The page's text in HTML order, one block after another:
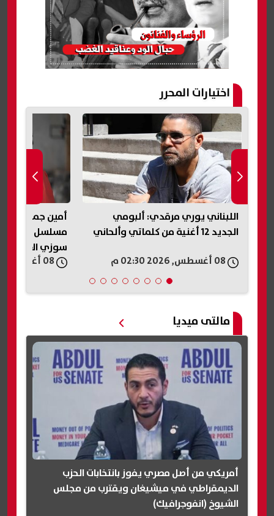
اختيارات المحرر
اللبناني يوري مرقدي: ألبومي
الجديد 12 أغنية من كلماتي وألحاني
أمين جمال
مسلسل «شاهد
سوزي الأردنية
مالتى ميديا
أمريكي من أصل مصري يفوز بانتخابات الحزب
الديمقراطي في ميشيغان ويقترب من مجلس
الشيوخ (انفوجرافيك)